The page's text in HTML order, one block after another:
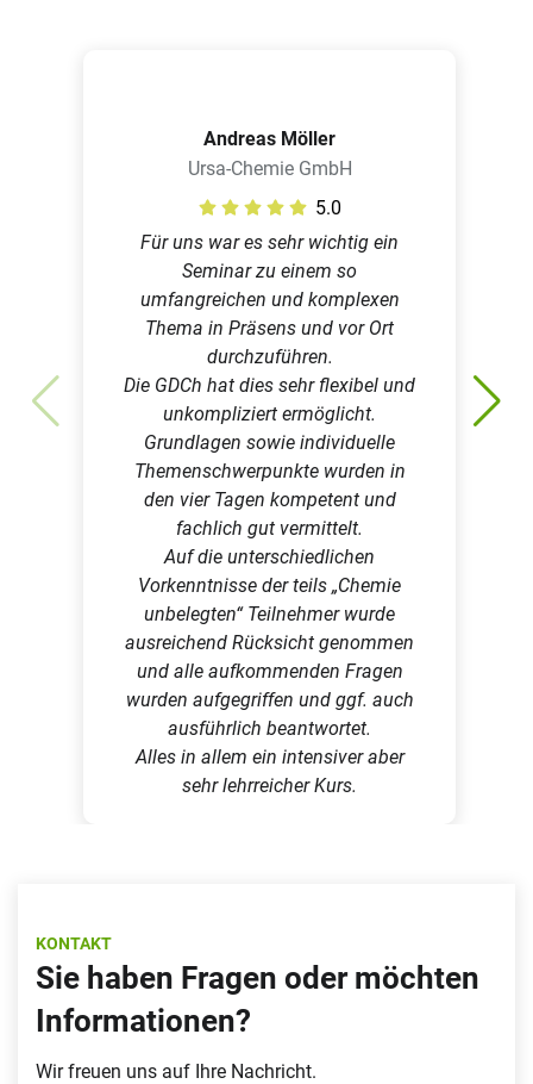
Andreas Möller
Ursa-Chemie GmbH
5.0
Für uns war es sehr wichtig ein
Seminar zu einem so
umfangreichen und komplexen
Thema in Präsens und vor Ort
durchzuführen.
Die GDCh hat dies sehr flexibel und
unkompliziert ermöglicht.
Grundlagen sowie individuelle
Themenschwerpunkte wurden in
den vier Tagen kompetent und
fachlich gut vermittelt.
Auf die unterschiedlichen
Vorkenntnisse der teils „Chemie
unbelegten“ Teilnehmer wurde
ausreichend Rücksicht genommen
und alle aufkommenden Fragen
wurden aufgegriffen und ggf. auch
ausführlich beantwortet.
Alles in allem ein intensiver aber
sehr lehrreicher Kurs.
KONTAKT
Sie haben Fragen oder möchten
Informationen?
Wir freuen uns auf Ihre Nachricht.